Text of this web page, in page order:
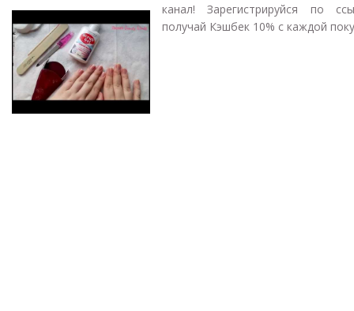
канал! Зарегистрируйся по
получай Кэшбек 10% с каждой